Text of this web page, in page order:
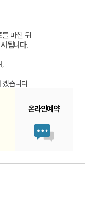
마친 뒤
됩니다.
,
겠습니다.
온라인예약